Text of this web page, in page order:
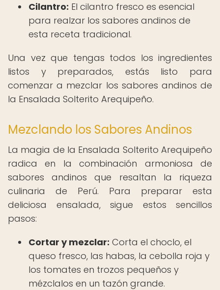
Cilantro: El cilantro fresco es esencial
para realzar los sabores andinos de
esta receta tradicional.
Una vez que tengas todos los ingredientes
listos y preparados, estás listo para
comenzar a mezclar los sabores andinos de
la Ensalada Solterito Arequipeño.
Mezclando los Sabores Andinos
La magia de la Ensalada Solterito Arequipeño
radica en la combinación armoniosa de
sabores andinos que resaltan la riqueza
culinaria de Perú. Para preparar esta
deliciosa ensalada, sigue estos sencillos
pasos:
Cortar y mezclar: Corta el choclo, el
queso fresco, las habas, la cebolla roja y
los tomates en trozos pequeños y
mézclalos en un tazón grande.